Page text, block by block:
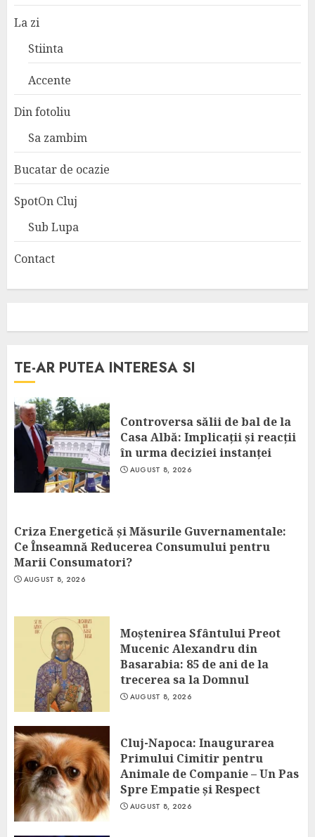
La zi
Stiinta
Accente
Din fotoliu
Sa zambim
Bucatar de ocazie
SpotOn Cluj
Sub Lupa
Contact
TE-AR PUTEA INTERESA SI
Controversa sălii de bal de la
Casa Albă: Implicații și reacții
în urma deciziei instanței
AUGUST 8, 2026
Criza Energetică și Măsurile Guvernamentale:
Ce Înseamnă Reducerea Consumului pentru
Marii Consumatori?
AUGUST 8, 2026
Moștenirea Sfântului Preot
Mucenic Alexandru din
Basarabia: 85 de ani de la
trecerea sa la Domnul
AUGUST 8, 2026
Cluj-Napoca: Inaugurarea
Primului Cimitir pentru
Animale de Companie – Un Pas
Spre Empatie și Respect
AUGUST 8, 2026